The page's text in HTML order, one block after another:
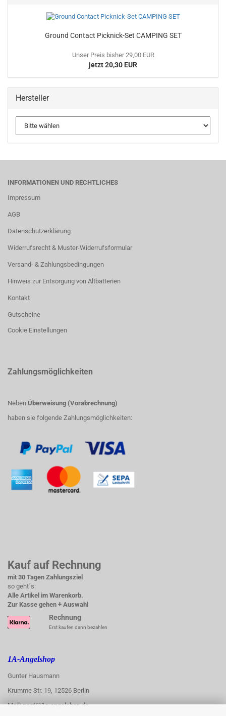
Ground Contact Picknick-Set CAMPING SET
Unser Preis bisher 29,00 EUR
jetzt 20,30 EUR
Hersteller
INFORMATIONEN UND RECHTLICHES
Impressum
AGB
Datenschutzerklärung
Widerrufsrecht & Muster-Widerrufsformular
Versand- & Zahlungsbedingungen
Hinweis zur Entsorgung von Altbatterien
Kontakt
Gutscheine
Cookie Einstellungen
Zahlungsmöglichkeiten
Neben Überweisung (Vorabrechnung)
haben sie folgende Zahlungsmöglichkeiten:
Kauf auf Rechnung
mit 30 Tagen Zahlungsziel
so geht´s:
Alle Artikel im Warenkorb.
Zur Kasse gehen + Auswahl
Rechnung
Erst kaufen dann bezahlen
1A-Angelshop
Gunter Hausmann
Krumme Str. 19, 12526 Berlin
Mail: post@1a-angelshop.de